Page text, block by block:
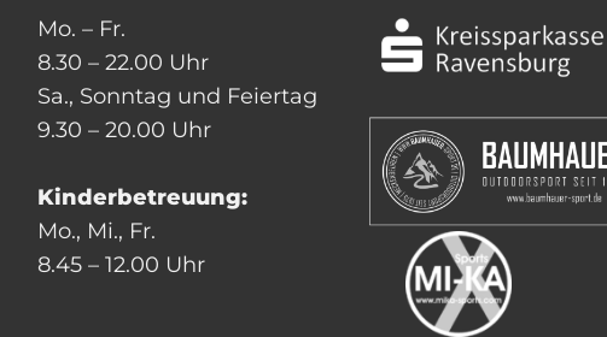
Mo. – Fr.
8.30 – 22.00 Uhr
Sa., Sonntag und Feiertag
9.30 – 20.00 Uhr
Kinderbetreuung:
Mo., Mi., Fr.
8.45 – 12.00 Uhr